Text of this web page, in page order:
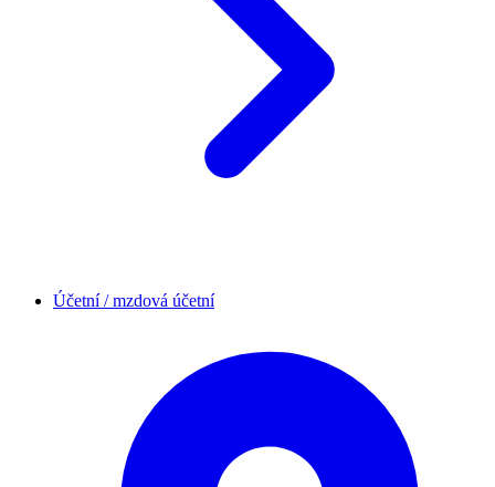
Účetní / mzdová účetní